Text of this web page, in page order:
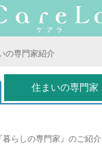
の専門家紹介
住まいの専門家
らしの専門家』のご紹介